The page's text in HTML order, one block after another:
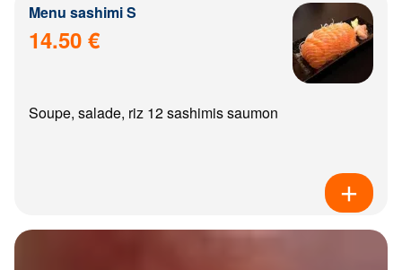
Menu sashimi S
14.50 €
Soupe, salade, riz 12 sashimis saumon